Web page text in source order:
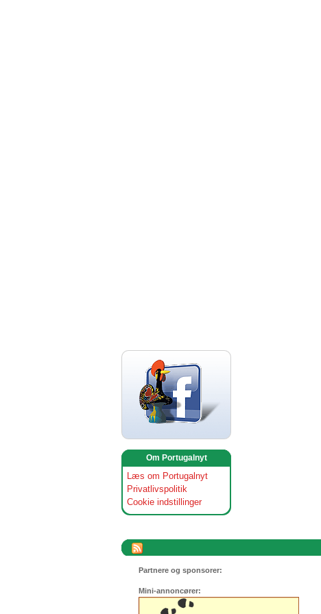
Om Portugalnyt
Læs om Portugalnyt
Privatlivspolitik
Cookie indstillinger
Partnere og sponsorer:
Mini-annoncører: